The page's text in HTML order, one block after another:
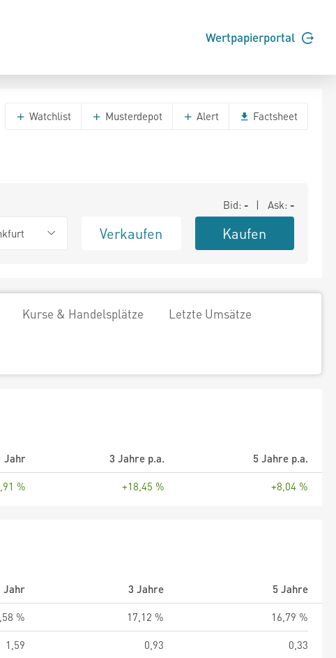
Wertpapierportal
Watchlist Musterdepot Alert Factsheet
Bid: - | Ask: -
Verkaufen Kaufen
Kurse & Handelsplätze Letzte Umsätze
Jahr 3 Jahre p.a.
5 Jahre p.a.
% +18,45 % +8,04 %
Jahr 3 Jahre
5 Jahre
% 17,12 %
16,79 %
1,59 0,93 0,33